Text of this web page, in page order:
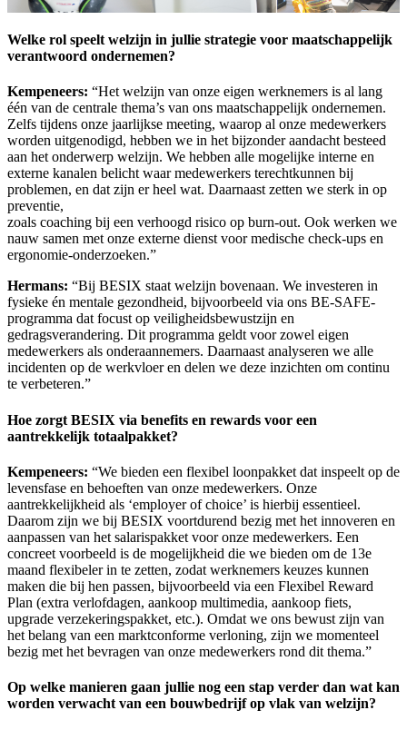
Welke rol speelt welzijn in jullie strategie voor maatschappelijk
verantwoord ondernemen?
Kempeneers: “Het welzijn van onze eigen werknemers is al lang
één van de centrale thema’s van ons maatschappelijk ondernemen.
Zelfs tijdens onze jaarlijkse meeting, waarop al onze medewerkers
worden uitgenodigd, hebben we in het bijzonder aandacht besteed
aan het onderwerp welzijn. We hebben alle mogelijke interne en
externe kanalen belicht waar medewerkers terechtkunnen bij
problemen, en dat zijn er heel wat. Daarnaast zetten we sterk in op
preventie,
zoals coaching bij een verhoogd risico op burn-out. Ook werken we
nauw samen met onze externe dienst voor medische check-ups en
ergonomie-onderzoeken.”
Hermans: “Bij BESIX staat welzijn bovenaan. We investeren in
fysieke én mentale gezondheid, bijvoorbeeld via ons BE-SAFE-
programma dat focust op veiligheidsbewustzijn en
gedragsverandering. Dit programma geldt voor zowel eigen
medewerkers als onderaannemers. Daarnaast analyseren we alle
incidenten op de werkvloer en delen we deze inzichten om continu
te verbeteren.”
Hoe zorgt BESIX via benefits en rewards voor een
aantrekkelijk totaalpakket?
Kempeneers: “We bieden een flexibel loonpakket dat inspeelt op de
levensfase en behoeften van onze medewerkers. Onze
aantrekkelijkheid als ‘employer of choice’ is hierbij essentieel.
Daarom zijn we bij BESIX voortdurend bezig met het innoveren en
aanpassen van het salarispakket voor onze medewerkers. Een
concreet voorbeeld is de mogelijkheid die we bieden om de 13e
maand flexibeler in te zetten, zodat werknemers keuzes kunnen
maken die bij hen passen, bijvoorbeeld via een Flexibel Reward
Plan (extra verlofdagen, aankoop multimedia, aankoop fiets,
upgrade verzekeringspakket, etc.). Omdat we ons bewust zijn van
het belang van een marktconforme verloning, zijn we momenteel
bezig met het bevragen van onze medewerkers rond dit thema.”
Op welke manieren gaan jullie nog een stap verder dan wat kan
worden verwacht van een bouwbedrijf op vlak van welzijn?